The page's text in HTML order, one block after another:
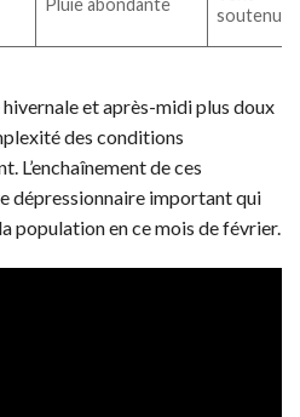
soutenu
et après-midi plus doux
des conditions
L’enchaînement de ces
dépressionnaire important qui
population en ce mois de février.